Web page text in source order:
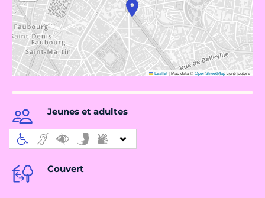
Leaflet|Map data ©OpenStreetMapcontributors
Jeunes et adultes
Couvert